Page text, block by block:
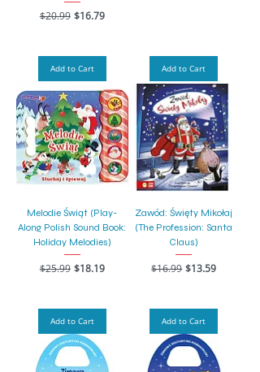
Regular Price
$20.99 Sale Price
$16.79
Add to Cart Add to Cart
Melodie Świąt (Play-
Along Polish Sound Book:
Holiday Melodies)
Regular Price
$25.99 Sale Price
$18.19
Add to Cart
Zawód: Święty Mikołaj
(The Profession: Santa
Claus)
Regular Price
$16.99 Sale Price
$13.59
Add to Cart